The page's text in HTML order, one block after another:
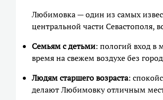
Любимовка — один из самых
центральной части Севастополя,
Семьям с детьми: пологий вход в
время на свежем воздухе без
Людям старшего возраста:
делают Любимовку отличным